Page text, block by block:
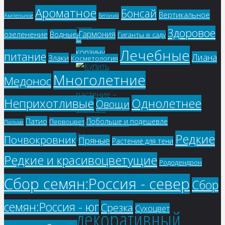
84₽
В
корзину
Базилик
Ампельное Ароматное Бегония Бонсай Вертикальное
озеленение Водные Гармония Гиганты в саду Здоровое
питание Злаки Косметология Лечебные Лиана
МедоносМноголетние
Неприхотливые Овощи Однолетнее
Пальма Патио Первоцвет Побольше и подешевле
Почвокровник Пряные Растение для тени Редкие
Редкие и красивоцветущие Рододендрон
Сбор семян:Россия - северСбор
семян:Россия - югСрезка Сухоцвет